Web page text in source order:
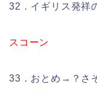
32．イギリス発祥
スコーン
33．おとめ→？さ